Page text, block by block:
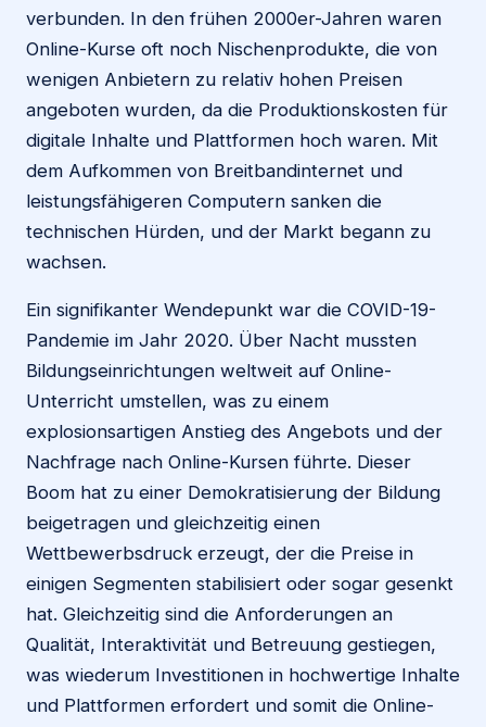
verbunden. In den frühen 2000er-Jahren waren
Online-Kurse oft noch Nischenprodukte, die von
wenigen Anbietern zu relativ hohen Preisen
angeboten wurden, da die Produktionskosten für
digitale Inhalte und Plattformen hoch waren. Mit
dem Aufkommen von Breitbandinternet und
leistungsfähigeren Computern sanken die
technischen Hürden, und der Markt begann zu
wachsen.
Ein signifikanter Wendepunkt war die COVID-19-
Pandemie im Jahr 2020. Über Nacht mussten
Bildungseinrichtungen weltweit auf Online-
Unterricht umstellen, was zu einem
explosionsartigen Anstieg des Angebots und der
Nachfrage nach Online-Kursen führte. Dieser
Boom hat zu einer Demokratisierung der Bildung
beigetragen und gleichzeitig einen
Wettbewerbsdruck erzeugt, der die Preise in
einigen Segmenten stabilisiert oder sogar gesenkt
hat. Gleichzeitig sind die Anforderungen an
Qualität, Interaktivität und Betreuung gestiegen,
was wiederum Investitionen in hochwertige Inhalte
und Plattformen erfordert und somit die Online-